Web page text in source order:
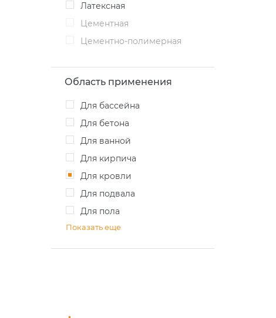
латексная
цементная
цементно-полимерная
Область применения
для бассейна
для бетона
для ванной
для кирпича
для кровли
для подвала
для пола
Показать еще